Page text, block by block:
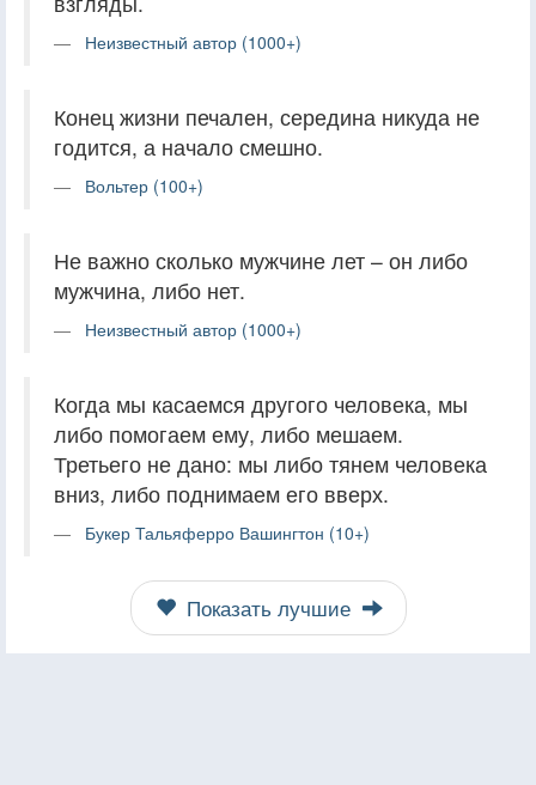
Неизвестный автор (1000+)
Конец жизни печален, середина никуда не
годится, а начало смешно.
Вольтер (100+)
Не важно сколько мужчине лет – он либо
мужчина, либо нет.
Неизвестный автор (1000+)
Когда мы касаемся другого человека, мы
либо помогаем ему, либо мешаем.
Третьего не дано: мы либо тянем человека
вниз, либо поднимаем его вверх.
Букер Тальяферро Вашингтон (10+)
Показать лучшие